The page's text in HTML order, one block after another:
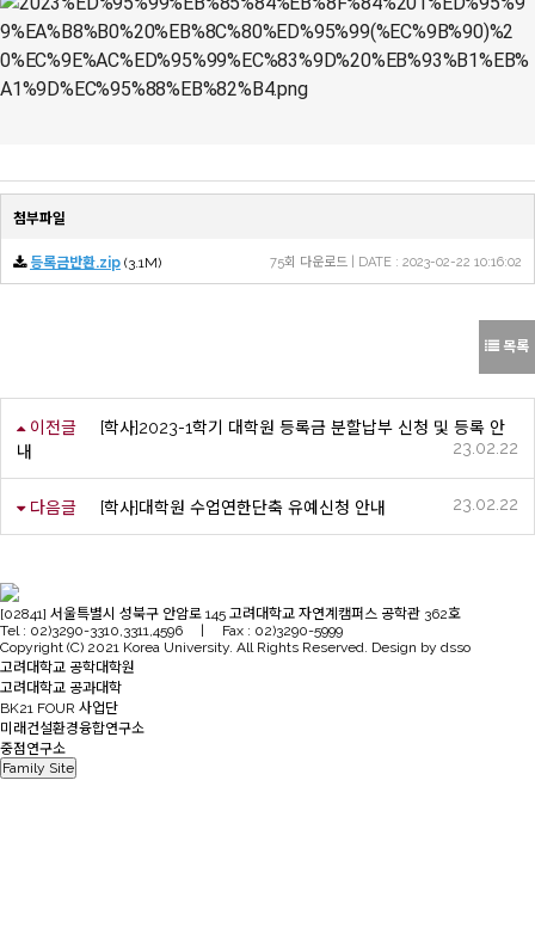
첨부파일
등록금반환.zip (3.1M) 75회 다운로드 | DATE : 2023-02-22 10:16:02
목록
이전글
[학사]2023-1학기 대학원 등록금 분할납부 신청 및 등록 안
내
23.02.22
다음글 [학사]대학원 수업연한단축 유예신청 안내 23.02.22
[02841] 서울특별시 성북구 안암로 145 고려대학교 자연계캠퍼스 공학관 362호
Tel : 02)3290-3310,3311,4596 | Fax : 02)3290-5999
Copyright (C) 2021 Korea University. All Rights Reserved. Design by dsso
고려대학교 공학대학원
고려대학교 공과대학
BK21 FOUR 사업단
미래건설환경융합연구소
중점연구소
Family Site